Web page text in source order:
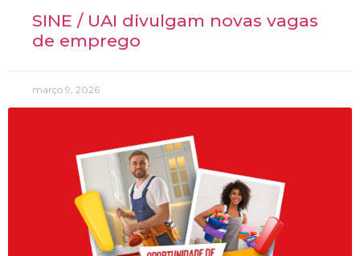
SINE / UAI divulgam novas vagas
de emprego
março 9, 2026